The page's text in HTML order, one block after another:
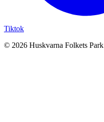
Tiktok
© 2026 Huskvarna Folkets Park